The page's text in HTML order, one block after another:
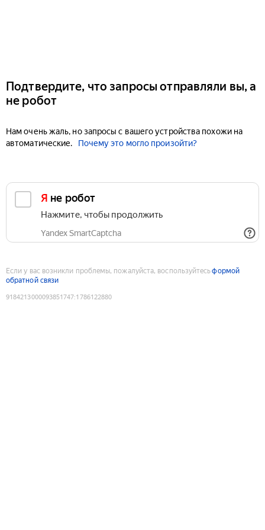
Подтвердите, что запросы отправляли вы, а
не робот
Нам очень жаль, но запросы с вашего устройства похожи на
автоматические.
Почему это могло произойти?
Я не робот
Нажмите, чтобы продолжить
Yandex SmartCaptcha
Если у вас возникли проблемы, пожалуйста, воспользуйтесьформой
обратной связи
9184213000093851747:1786122880